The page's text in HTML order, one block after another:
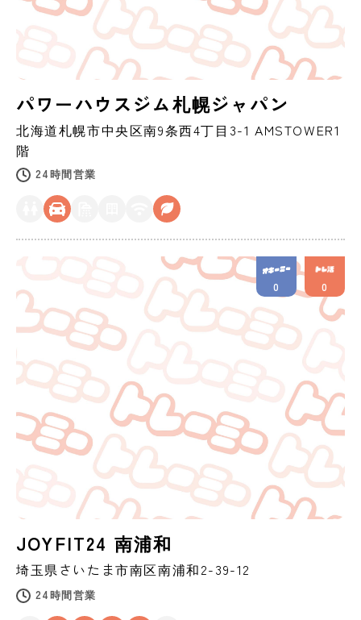
パワーハウスジム札幌ジャパン
北海道札幌市中央区南9条西4丁目3-1 AMSTOWER1
階
24時間営業
JOYFIT24 南浦和
埼玉県さいたま市南区南浦和2-39-12
24時間営業
0 0